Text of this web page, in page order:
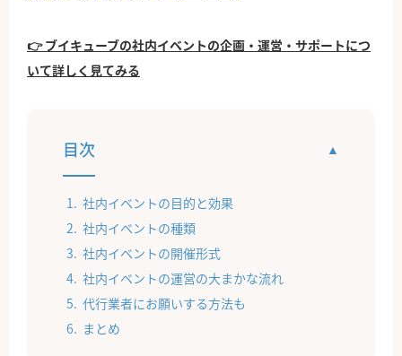
👉 ブイキューブの社内イベントの企画・運営・サポートにつ
いて詳しく見てみる
目次
社内イベントの目的と効果
社内イベントの種類
社内イベントの開催形式
社内イベントの運営の大まかな流れ
代行業者にお願いする方法も
まとめ